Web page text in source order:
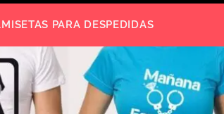
PARA DESPEDIDAS